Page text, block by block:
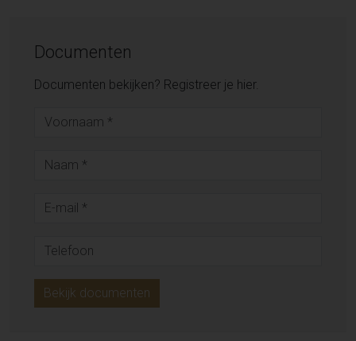
Documenten
Documenten bekijken? Registreer je hier.
Bekijk documenten